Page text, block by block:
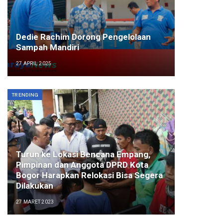
Dedie Rachim Dorong Pengelolaan
Sampah Mandiri
27 APRIL 2025
TRENDING
Turun ke Lokasi Bencana Empang,
Pimpinan dan Anggota DPRD Kota
Bogor Harapkan Relokasi Bisa Segera
Dilakukan
27 MARET 2023